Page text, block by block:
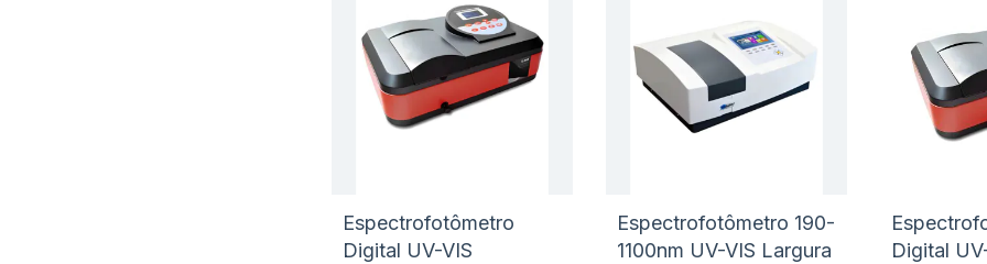
Espectrofotômetro
Digital UV-VIS
lista
Adicionar
para
Comparar
Espectrofotômetro 190-
1100nm UV-VIS Largura
lista
de
desejos
para
Digital